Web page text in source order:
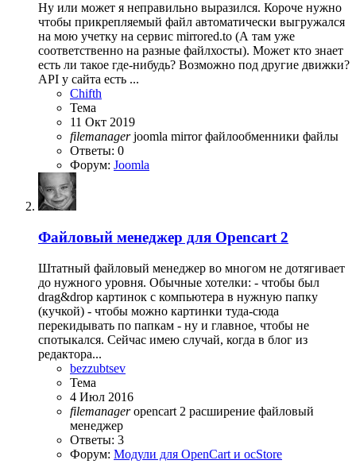
Ну или может я неправильно выразился. Короче нужно
чтобы прикрепляемый файл автоматически выгружался
на мою учетку на сервис mirrored.to (А там уже
соответственно на разные файлхосты). Может кто знает
есть ли такое где-нибудь? Возможно под другие движки?
API у сайта есть ...
Chifth
Тема
11 Окт 2019
filemanager joomla mirrorфайлообменники файлы
Ответы: 0
Форум: Joomla
Файловый менеджер для Opencart 2
Штатный файловый менеджер во многом не дотягивает
до нужного уровня. Обычные хотелки: - чтобы был
drag&drop картинок с компьютера в нужную папку
(кучкой) - чтобы можно картинки туда-сюда
перекидывать по папкам - ну и главное, чтобы не
спотыкался. Сейчас имею случай, когда в блог из
редактора...
bezzubtsev
Тема
4 Июл 2016
filemanager opencart 2 расширение файловый
менеджер
Ответы: 3
Форум: Модули для OpenCart и ocStore